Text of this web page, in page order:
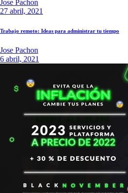
Jose Pachon
27 abril, 2021
Trabajo remoto: Ideas para administrar tu tiempo
Jose Pachon
6 abril, 2021